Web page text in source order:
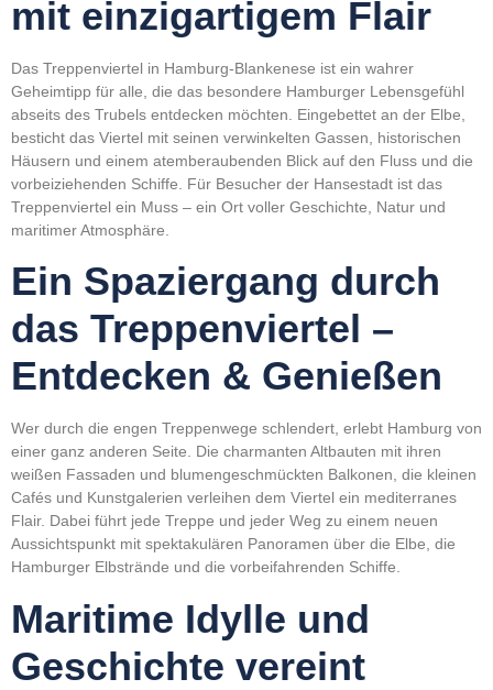
mit einzigartigem Flair
Das Treppenviertel in Hamburg-Blankenese ist ein wahrer
Geheimtipp für alle, die das besondere Hamburger Lebensgefühl
abseits des Trubels entdecken möchten. Eingebettet an der Elbe,
besticht das Viertel mit seinen verwinkelten Gassen, historischen
Häusern und einem atemberaubenden Blick auf den Fluss und die
vorbeiziehenden Schiffe. Für Besucher der Hansestadt ist das
Treppenviertel ein Muss – ein Ort voller Geschichte, Natur und
maritimer Atmosphäre.
Ein Spaziergang durch
das Treppenviertel –
Entdecken & Genießen
Wer durch die engen Treppenwege schlendert, erlebt Hamburg von
einer ganz anderen Seite. Die charmanten Altbauten mit ihren
weißen Fassaden und blumengeschmückten Balkonen, die kleinen
Cafés und Kunstgalerien verleihen dem Viertel ein mediterranes
Flair. Dabei führt jede Treppe und jeder Weg zu einem neuen
Aussichtspunkt mit spektakulären Panoramen über die Elbe, die
Hamburger Elbstrände und die vorbeifahrenden Schiffe.
Maritime Idylle und
Geschichte vereint